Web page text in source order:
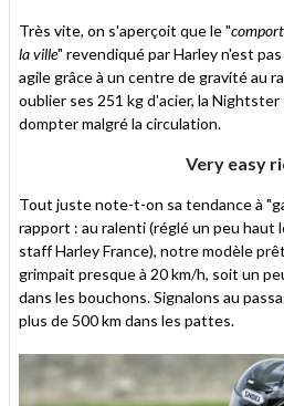
Très vite, on s'aperçoit que le "
la ville" revendiqué par Harley n'est
agile grâce à un centre de gravité au
oublier ses 251 kg d'acier, la
dompter malgré la circulation.
Very easy
Tout juste note-t-on sa tendance à
rapport : au ralenti (réglé un peu haut
staff Harley France), notre modèle
grimpait presque à 20 km/h, soit un
dans les bouchons. Signalons au
plus de 500 km dans les pattes.